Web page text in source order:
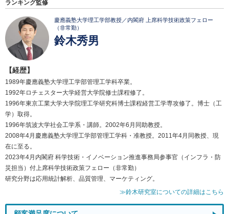
ランキング監修
慶應義塾大学理工学部教授／内閣府 上席科学技術政策フェロー
（非常勤）
鈴木秀男
【経歴】
1989年慶應義塾大学理工学部管理工学科卒業。
1992年ロチェスター大学経営大学院修士課程修了。
1996年東京工業大学大学院理工学研究科博士課程経営工学専攻修了。博士（工
学）取得。
1996年筑波大学社会工学系・講師。2002年6月同助教授。
2008年4月慶應義塾大学理工学部管理工学科・准教授。2011年4月同教授、現
在に至る。
2023年4月内閣府 科学技術・イノベーション推進事務局参事官（インフラ・防
災担当）付上席科学技術政策フェロー（非常勤）
研究分野は応用統計解析、品質管理、マーケティング。
≫鈴木研究室についての詳細はこちら